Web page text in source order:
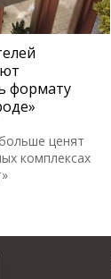
формату
ценят
комплексах